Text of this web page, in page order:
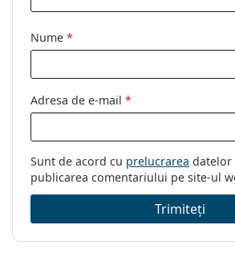
Brand:
Oakley
Cod:
0OX8076 807607
Nume *
Adresa de e-mail *
Sunt de acord cu prelucrarea datelor
publicarea comentariului pe site-ul
Trimiteți